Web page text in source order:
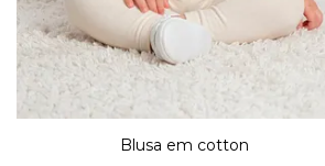
Blusa em cotton